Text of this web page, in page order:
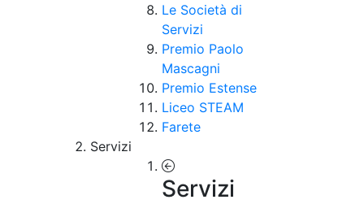
Le Società di
Servizi
Premio Paolo
Mascagni
Premio Estense
Liceo STEAM
Farete
Servizi
Servizi